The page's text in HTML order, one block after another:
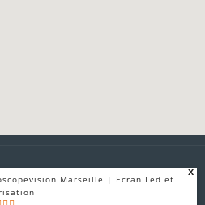
Marseille | Ecran Led et
x